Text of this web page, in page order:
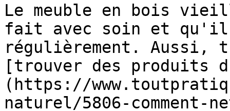
Le meuble en bois
fait avec soin et qu'il
régulièrement. Aussi,
[trouver des produits
(https://
naturel/5806-comment-